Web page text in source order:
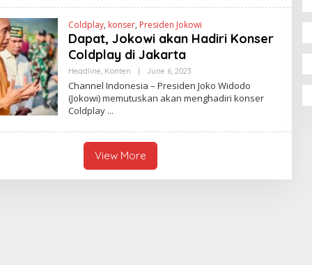
Y
A
U
S
A
T
Coldplay, konser, Presiden Jokowi
Dapat, Jokowi akan Hadiri Konser
Coldplay di Jakarta
Headline, Konten June 6, 2023B
A
N
S
U
Channel Indonesia – Presiden Joko Widodo
(Jokowi) memutuskan akan menghadiri konser
Coldplay
View More